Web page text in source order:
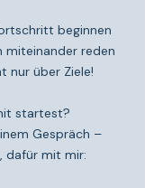
beginnen
miteinander reden
nur über Ziele!
startest?
Gespräch –
dafür mit mir: